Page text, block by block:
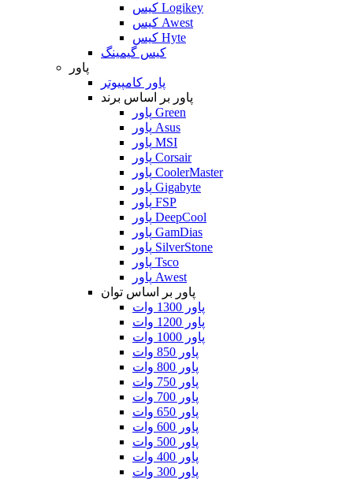
کیس Logikey
کیس Awest
کیس Hyte
کیس گیمینگ
پاور
پاور کامپیوتر
پاور بر اساس برند
پاور Green
پاور Asus
پاور MSI
پاور Corsair
پاور CoolerMaster
پاور Gigabyte
پاور FSP
پاور DeepCool
پاور GamDias
پاور SilverStone
پاور Tsco
پاور Awest
پاور بر اساس توان
پاور 1300 وات
پاور 1200 وات
پاور 1000 وات
پاور 850 وات
پاور 800 وات
پاور 750 وات
پاور 700 وات
پاور 650 وات
پاور 600 وات
پاور 500 وات
پاور 400 وات
پاور 300 وات